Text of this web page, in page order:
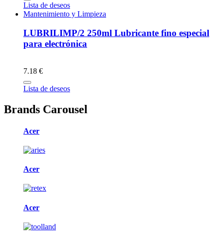
Lista de deseos
Mantenimiento y Limpieza
LUBRILIMP/2 250ml Lubricante fino especial
para electrónica
7.18 €
Lista de deseos
Brands Carousel
Acer
Acer
Acer